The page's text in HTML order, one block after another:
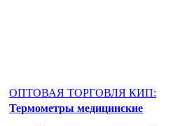
ОПТОВАЯ ТОРГОВЛЯ КИП:
Термометры медицинские